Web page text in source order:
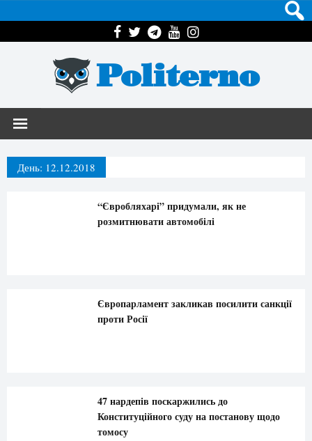
Politerno
День: 12.12.2018
“Євробляхарі” придумали, як не
розмитнювати автомобілі
Європарламент закликав посилити санкції
проти Росії
47 нардепів поскаржились до
Конституційного суду на постанову щодо
томосу